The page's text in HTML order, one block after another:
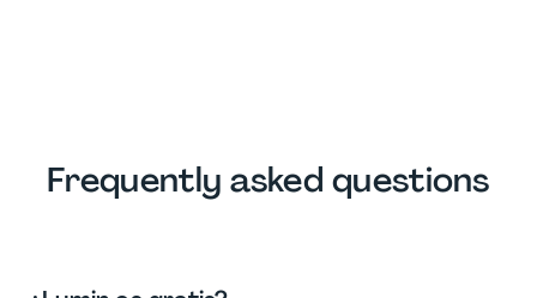
Frequently asked questions